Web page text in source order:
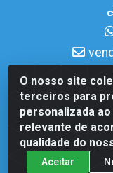
O nosso site
terceiros para
personalizada
relevante de
qualidade do
Aceitar
Casa Norte LTDA
Sept